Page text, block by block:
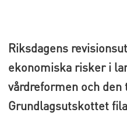
Riksdagens
ekonomiska risker i
vårdreformen och
Grundlagsutskottet